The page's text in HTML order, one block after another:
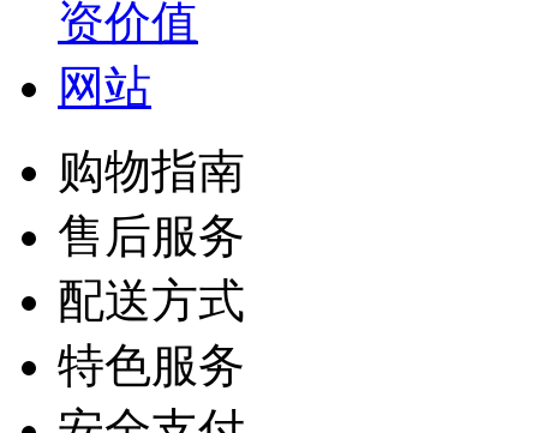
购物指南
售后服务
配送方式
特色服务